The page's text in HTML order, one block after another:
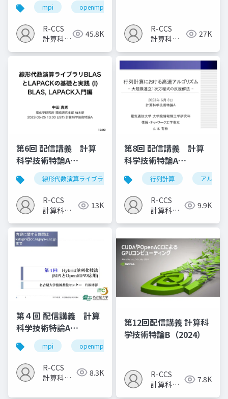
mpi openmp
R-CCS
計算科学
室
45.8K
R-CCS
計算科学
室
27K
第6回 配信講義 計算
科学技術特論A
（2023）線形代数演算ライブラリ blas lapack
R-CCS
計算科学
室
13K
第8回 配信講義 計算
科学技術特論A
（2023）行列計算 アルゴリ
R-CCS
計算科学
室
9.9K
第４回 配信講義 計算
科学技術特論A
（2023）
mpi openmp
R-CCS
計算科学
8.3K
第12回配信講義 計算科
学技術特論B（2024）
R-CCS
計算科学
7.8K